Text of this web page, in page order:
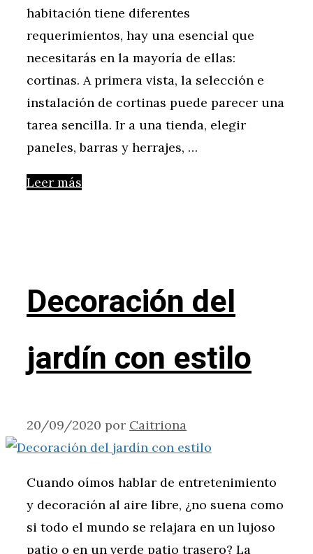
habitación tiene diferentes
requerimientos, hay una esencial que
necesitarás en la mayoría de ellas:
cortinas. A primera vista, la selección e
instalación de cortinas puede parecer una
tarea sencilla. Ir a una tienda, elegir
paneles, barras y herrajes, …
Leer más
Decoración del
jardín con estilo
20/09/2020 por Caitriona
Cuando oímos hablar de entretenimiento
y decoración al aire libre, ¿no suena como
si todo el mundo se relajara en un lujoso
patio o en un verde patio trasero? La